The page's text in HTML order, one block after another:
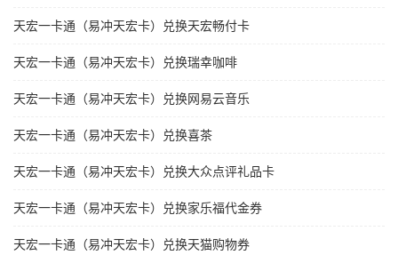
天宏一卡通（易冲天宏卡）兑换天宏畅付卡
天宏一卡通（易冲天宏卡）兑换瑞幸咖啡
天宏一卡通（易冲天宏卡）兑换网易云音乐
天宏一卡通（易冲天宏卡）兑换喜茶
天宏一卡通（易冲天宏卡）兑换大众点评礼品卡
天宏一卡通（易冲天宏卡）兑换家乐福代金券
天宏一卡通（易冲天宏卡）兑换天猫购物券